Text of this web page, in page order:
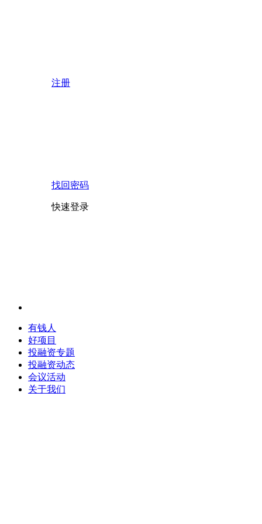
注册
找回密码
快速登录
有钱人
好项目
投融资专题
投融资动态
会议活动
关于我们